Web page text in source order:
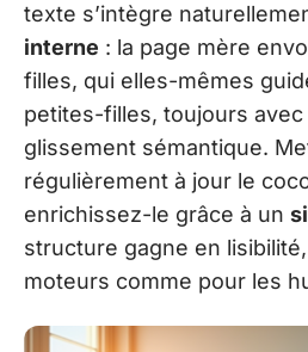
texte s’intègre
interne : la page mère
filles, qui elles-mêmes
petites-filles, toujours
glissement sémantique.
régulièrement à jour le
enrichissez-le grâce à un
structure gagne en
moteurs comme pour les